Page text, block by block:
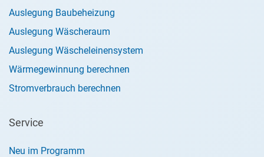
Auslegung Baubeheizung
Auslegung Wäscheraum
Auslegung Wäscheleinensystem
Wärmegewinnung berechnen
Stromverbrauch berechnen
Service
Neu im Programm